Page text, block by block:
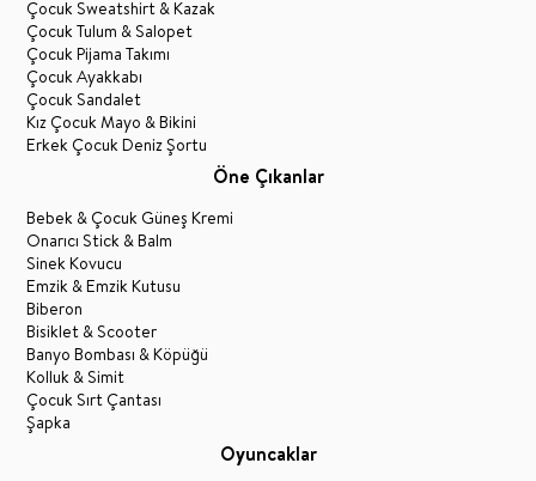
Çocuk Sweatshirt & Kazak
Çocuk Tulum & Salopet
Çocuk Pijama Takımı
Çocuk Ayakkabı
Çocuk Sandalet
Kız Çocuk Mayo & Bikini
Erkek Çocuk Deniz Şortu
Öne Çıkanlar
Bebek & Çocuk Güneş Kremi
Onarıcı Stick & Balm
Sinek Kovucu
Emzik & Emzik Kutusu
Biberon
Bisiklet & Scooter
Banyo Bombası & Köpüğü
Kolluk & Simit
Çocuk Sırt Çantası
Şapka
Oyuncaklar